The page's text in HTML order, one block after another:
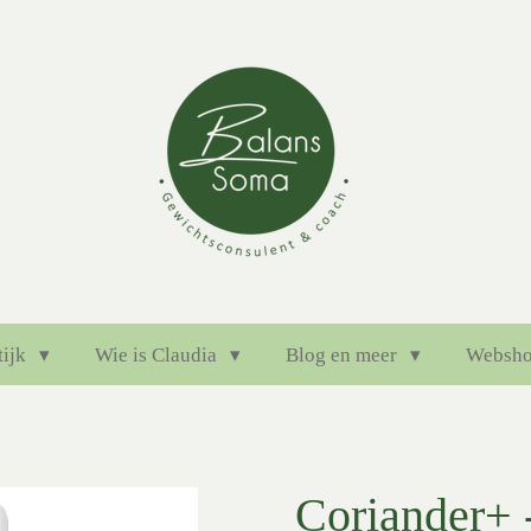
Wie is Claudia Blog en meer
Coriander+